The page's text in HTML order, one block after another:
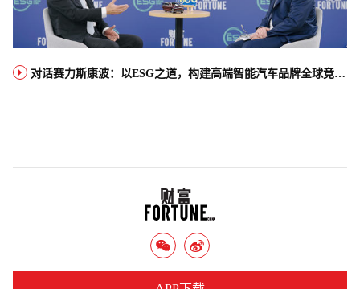
对话赛力斯康波：以ESG之道，构建高端智能汽车品牌全球竞争力